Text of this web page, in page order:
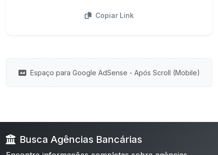
Copiar Link
Espaço para Google AdSense - Após Scroll (Mobile)
Busca Agências Bancárias